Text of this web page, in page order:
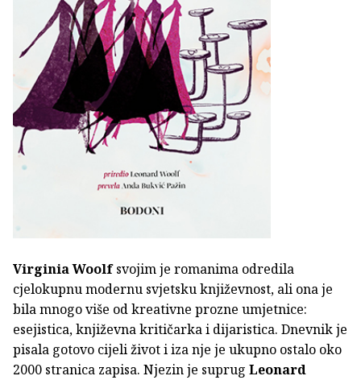
Virginia Woolfsvojim je romanima odredila
cjelokupnu modernu svjetsku književnost, ali ona je
bila mnogo više od kreativne prozne umjetnice:
esejistica, književna kritičarka i dijaristica. Dnevnik je
pisala gotovo cijeli život i iza nje je ukupno ostalo oko
2000 stranica zapisa. Njezin je suprug Leonard